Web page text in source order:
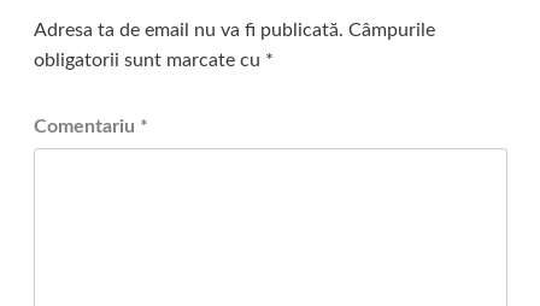
Adresa ta de email nu va fi publicată. Câmpurile
obligatorii sunt marcate cu *
Comentariu *